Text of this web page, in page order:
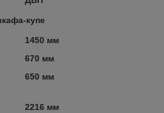
купе
1450 мм
670 мм
650 мм
2216 мм